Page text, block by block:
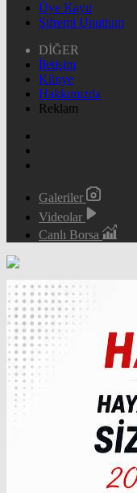
Üye Kayıt
Şifremi Unuttum
DİĞER
İletişim
Künye
Hakkımızda
Reklam
Galeriler
Videolar
Canlı Borsa